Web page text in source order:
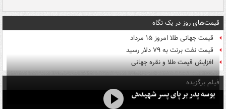
قیمت‌های روز در یک نگاه
قیمت جهانی طلا امروز ۱۵ مرداد
قیمت نفت برنت به ۷۹ دلار رسید
افزایش قیمت طلا و نقره جهانی
فیلم برگزیده
بوسه‌ پدر بر پای پسر شهیدش